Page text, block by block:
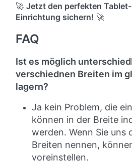
🚀 Jetzt den perfekten
Einrichtung sichern! 🚀
FAQ
Ist es möglich
verschiednen Breiten im
lagern?
Ja kein Problem, die
können in der Breite
werden. Wenn Sie uns
Breiten nennen,
voreinstellen.